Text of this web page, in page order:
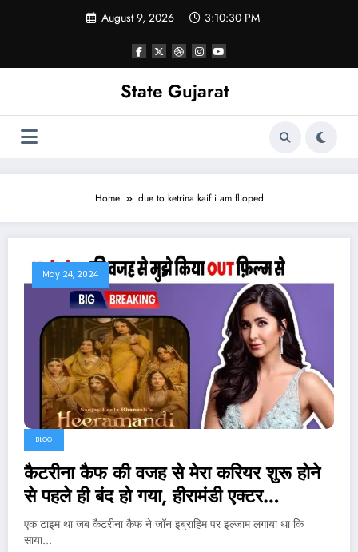
August 9, 2026 3:10:30 PM
State Gujarat
Home due to ketrina kaif i am flioped
May 24, 2024
BLOG
कैटरीना कैफ की वजह से मेरा करियर शुरू होने
से पहले ही बंद हो गया, हीरामंडी एक्टर…
एक टाइम था जब कैटरीना कैफ ने जॉन इब्राहिम पर इल्जाम लगाया था कि
साया…